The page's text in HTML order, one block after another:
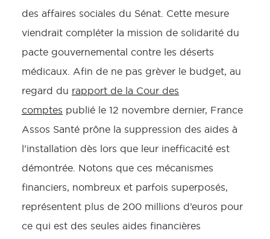
des affaires sociales du Sénat. Cette mesure
viendrait compléter la mission de solidarité du
pacte gouvernemental contre les déserts
médicaux. Afin de ne pas grèver le budget, au
regard du rapport de la Cour des
comptes publié le 12 novembre dernier, France
Assos Santé prône la suppression des aides à
l’installation dès lors que leur inefficacité est
démontrée. Notons que ces mécanismes
financiers, nombreux et parfois superposés,
représentent plus de 200 millions d’euros pour
ce qui est des seules aides financières